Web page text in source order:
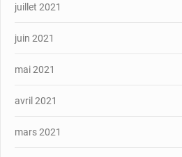
juillet 2021
juin 2021
mai 2021
avril 2021
mars 2021